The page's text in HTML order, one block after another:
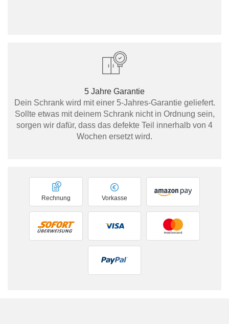
5 Jahre Garantie
Dein Schrank wird mit einer 5-Jahres-Garantie geliefert.
Sollte etwas mit deinem Schrank nicht in Ordnung sein,
sorgen wir dafür, dass das defekte Teil innerhalb von 4
Wochen ersetzt wird.
Vorkasse
Rechnung